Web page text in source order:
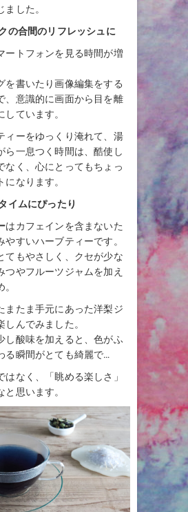
した。
の合間のリフレッシュに
ートフォンを見る時間が増
を書いたり画像編集をする
、意識的に画面から目を離
ています。
ィーをゆっくり淹れて、湯
ら一息つく時間は、酷使し
なく、心にとってもちょっ
になります。
イムにぴったり
はカフェインを含まないた
やすいハーブティーです。
てもやさしく、クセが少な
つやフルーツジャムを加え
またま手元にあった洋梨ジ
しんでみました。
し酸味を加えると、色がふ
る瞬間がとても綺麗で…
はなく、「眺める楽しさ」
思います。